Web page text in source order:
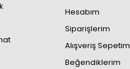
Hesabım
Siparişlerim
Alışveriş Sepetim
Beğendiklerim